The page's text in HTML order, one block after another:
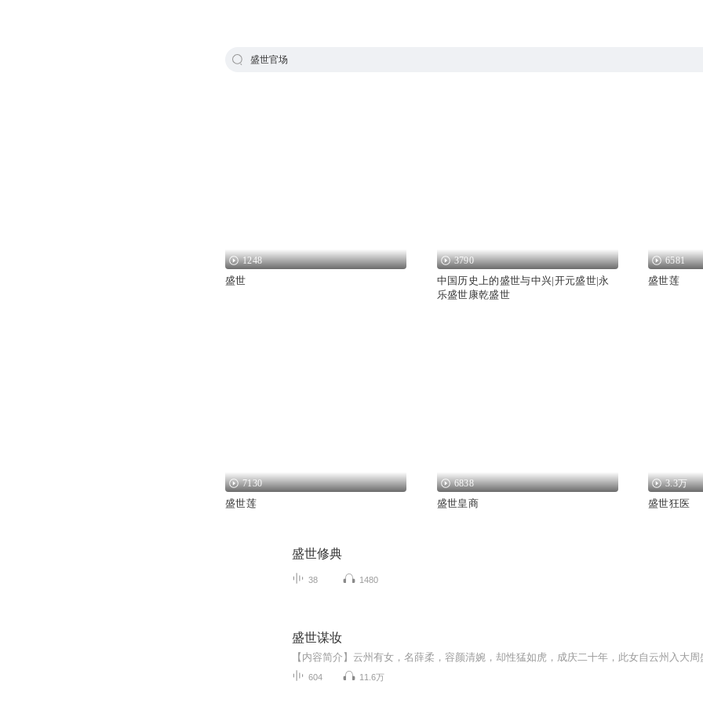
盛世官场
1248
盛世
3790
中国历史上的盛世与中兴|开元盛世|永
乐盛世康乾盛世
6581
盛世莲
7130
盛世莲
6838
盛世皇商
3.3万
盛世狂医
盛世修典
38 1480
盛世谋妆
604 11.6万